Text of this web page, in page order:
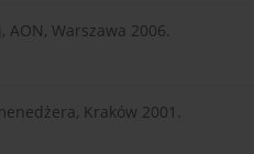
Warszawa 2006.
Kraków 2001.